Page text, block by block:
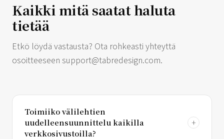
Kaikki mitä saatat haluta
tietää
Etkö löydä vastausta? Ota rohkeasti yhteyttä
osoitteeseen support@tabredesign.com.
Toimiiko välilehtien
uudelleensuunnittelu kaikilla
verkkosivustoilla?